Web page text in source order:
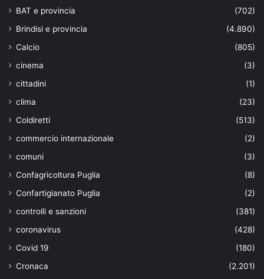
BAT e provincia
(702)
Brindisi e provincia
(4.890)
Calcio
(805)
cinema
(3)
cittadini
(1)
clima
(23)
Coldiretti
(513)
commercio internazionale
(2)
comuni
(3)
Confagricoltura Puglia
(8)
Confartigianato Puglia
(2)
controlli e sanzioni
(381)
coronavirus
(428)
Covid 19
(180)
Cronaca
(2.201)